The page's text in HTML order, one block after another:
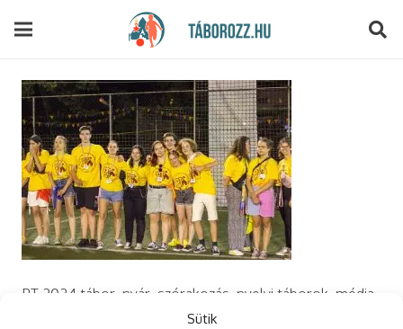
Sütik
PT 2024 tábor, nyár, szórakozás, nyelvi táborok, média,
film, robotika, angoltábor, fotós tábor, sporttábor,